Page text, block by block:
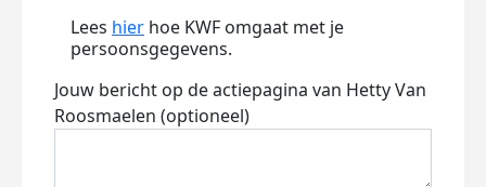
Lees hier hoe KWF omgaat met je
persoonsgegevens.
Jouw bericht op de actiepagina van Hetty Van
Roosmaelen (optioneel)